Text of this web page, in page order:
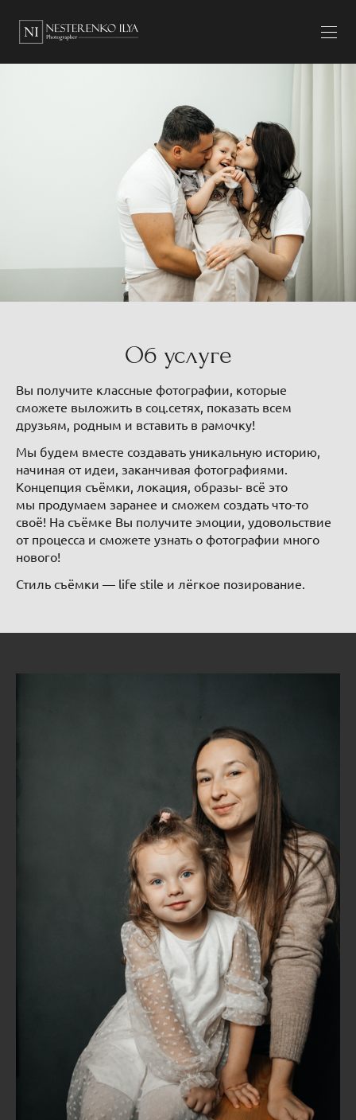
Об услуге
Вы получите классные фотографии, которые
сможете выложить в соц.сетях, показать всем
друзьям, родным и вставить в рамочку!
Мы будем вместе создавать уникальную историю,
начиная от идеи, заканчивая фотографиями.
Концепция съёмки, локация, образы- всё это
мы продумаем заранее и сможем создать что-то
своё! На съёмке Вы получите эмоции, удовольствие
от процесса и сможете узнать о фотографии много
нового!
Стиль съёмки — life stile и лёгкое позирование.